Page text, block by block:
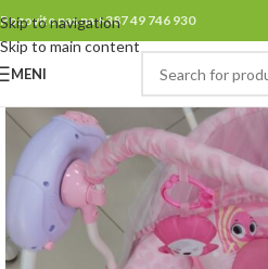
Skip to navigation
Skip to main content
Pozovite nas na +387 49 746 930
MENI